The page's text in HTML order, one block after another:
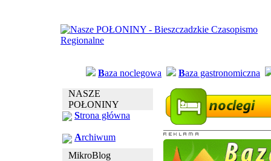
Baza noclegowa Baza gastronomiczna
NASZE
POŁONINY
Strona główna
Archiwum
MikroBlog